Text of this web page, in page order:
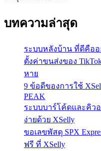
บทความล่าสุด
ระบบหลังบ้าน ที่ดีคืออ
ตั้งค่าขนส่งของ
หาย
9 ข้อดีของการใช้
PEAK
ระบบบาร์โค้ดและคิว
ง่ายด้วย XSelly
ขอเลขพัสดุ SPX
ฟรี ที่ XSelly